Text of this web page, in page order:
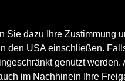
Sie dazu Ihre Zustimmung
den USA einschließen.
genutzt
im Nachhinein Ihre